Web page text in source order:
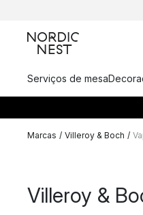
Serviços de mesa
Marcas / Villeroy & Boch /
Villeroy &